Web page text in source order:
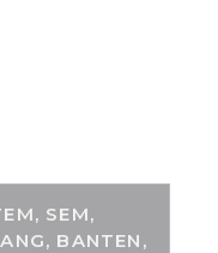
SEM,
BANTEN,